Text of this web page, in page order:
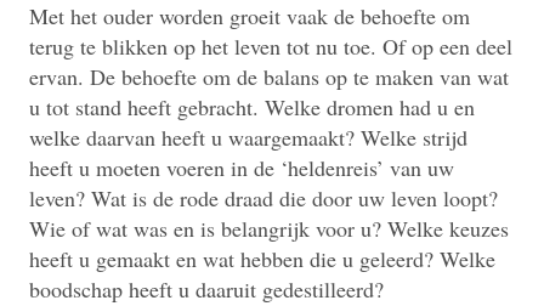
Met het ouder worden groeit vaak de behoefte om
terug te blikken op het leven tot nu toe. Of op een deel
ervan. De behoefte om de balans op te maken van wat
u tot stand heeft gebracht. Welke dromen had u en
welke daarvan heeft u waargemaakt? Welke strijd
heeft u moeten voeren in de ‘heldenreis’ van uw
leven? Wat is de rode draad die door uw leven loopt?
Wie of wat was en is belangrijk voor u? Welke keuzes
heeft u gemaakt en wat hebben die u geleerd? Welke
boodschap heeft u daaruit gedestilleerd?